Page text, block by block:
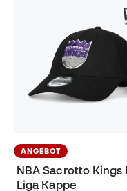
ANGEBOT
NBA Sacrotto Kings
Liga Kappe